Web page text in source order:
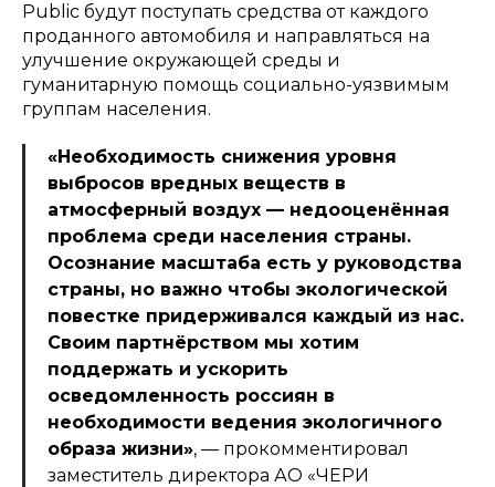
Public будут поступать средства от каждого
проданного автомобиля и направляться на
улучшение окружающей среды и
гуманитарную помощь социально-уязвимым
группам населения.
«Необходимость снижения уровня
выбросов вредных веществ в
атмосферный воздух — недооценённая
проблема среди населения страны.
Осознание масштаба есть у руководства
страны, но важно чтобы экологической
повестке придерживался каждый из нас.
Своим партнёрством мы хотим
поддержать и ускорить
осведомленность россиян в
необходимости ведения экологичного
образа жизни», — прокомментировал
заместитель директора АО «ЧЕРИ